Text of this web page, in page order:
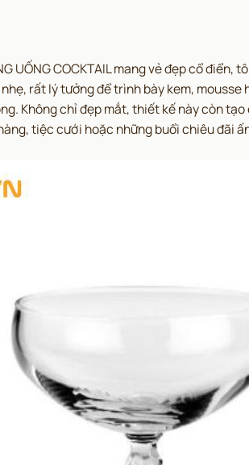
UỐNG COCKTAIL mang vẻ đẹp cổ
rất lý tưởng để trình bày kem,
Không chỉ đẹp mắt, thiết kế này còn
tiệc cưới hoặc những buổi chiêu đãi